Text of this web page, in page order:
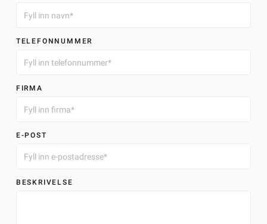
TELEFONNUMMER
FIRMA
E-POST
BESKRIVELSE